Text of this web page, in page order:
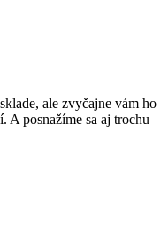
ale zvyčajne vám ho
A posnažíme sa aj trochu